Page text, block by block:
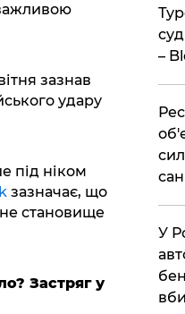
зазнав
удару
під ніком
зазначає, що
становище
Застряг у
–
У